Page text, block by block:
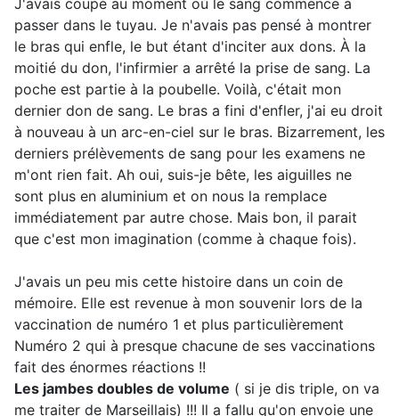
passer dans le tuyau. Je n'avais pas pensé à montrer
le bras qui enfle, le but étant d'inciter aux dons. À la
moitié du don, l'infirmier a arrêté la prise de sang. La
poche est partie à la poubelle. Voilà, c'était mon
dernier don de sang. Le bras a fini d'enfler, j'ai eu droit
à nouveau à un arc-en-ciel sur le bras. Bizarrement, les
derniers prélèvements de sang pour les examens ne
m'ont rien fait. Ah oui, suis-je bête, les aiguilles ne
sont plus en aluminium et on nous la remplace
immédiatement par autre chose. Mais bon, il parait
que c'est mon imagination (comme à chaque fois).
J'avais un peu mis cette histoire dans un coin de
mémoire. Elle est revenue à mon souvenir lors de la
vaccination de numéro 1 et plus particulièrement
Numéro 2 qui à presque chacune de ses vaccinations
fait des énormes réactions !!
Les jambes doubles de volume ( si je dis triple, on va
me traiter de Marseillais) !!! Il a fallu qu'on envoie une